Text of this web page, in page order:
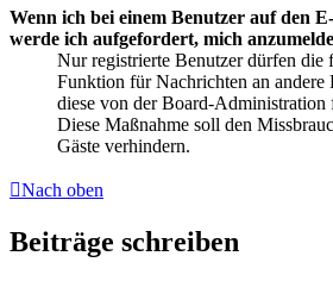
Wenn ich bei einem Benutzer auf den
werde ich aufgefordert, mich
Nur registrierte Benutzer dürfen die
Funktion für Nachrichten an andere
diese von der Board-Administration
Diese Maßnahme soll den
Gäste verhindern.
Nach oben
Beiträge schreiben